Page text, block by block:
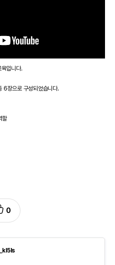
육입니다.
6장으로 구성되었습니다.
할
0